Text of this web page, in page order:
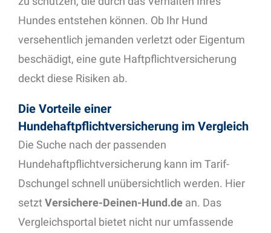
Hundes entstehen können. Ob Ihr Hund
versehentlich jemanden verletzt oder Eigentum
beschädigt, eine gute Haftpflichtversicherung
deckt diese Risiken ab.
Die Vorteile einer
Hundehaftpflichtversicherung im Vergleich
Die Suche nach der passenden
Hundehaftpflichtversicherung kann im Tarif-
Dschungel schnell unübersichtlich werden. Hier
setzt Versichere-Deinen-Hund.de an. Das
Vergleichsportal bietet nicht nur umfassende